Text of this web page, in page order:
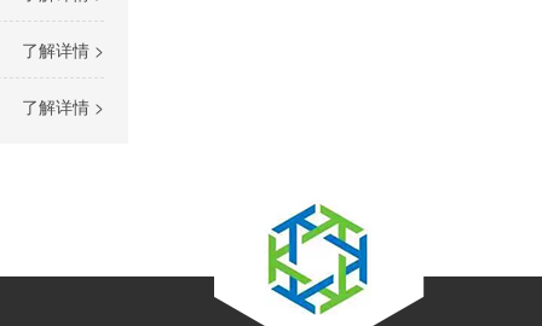
了解详情 >
了解详情 >